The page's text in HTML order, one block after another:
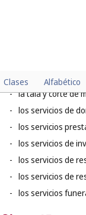
Clases Alfabético
-
el sacrificio de
- la tala y corte de
- los servicios de
- los servicios
- los servicios de
- los servicios de
- los servicios de
- los servicios